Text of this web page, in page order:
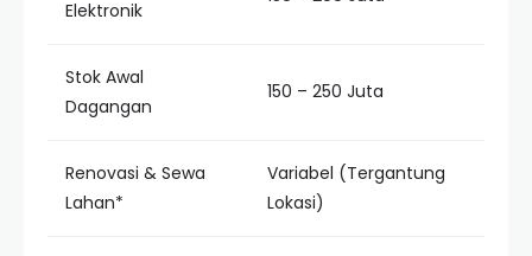
Elektronik
Stok Awal
Dagangan
150 – 250 Juta
Renovasi & Sewa
Lahan*
Variabel (Tergantung
Lokasi)